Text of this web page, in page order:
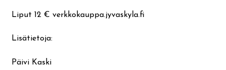
Liput 12 € verkkokauppa.jyvaskyla.fi
Lisätietoja:
Päivi Kaski